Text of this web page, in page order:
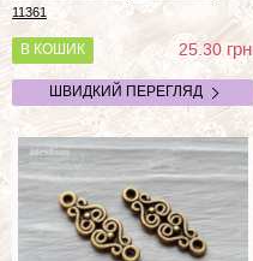
11361
В КОШИК 25.30грн
ШВИДКИЙ ПЕРЕГЛЯД